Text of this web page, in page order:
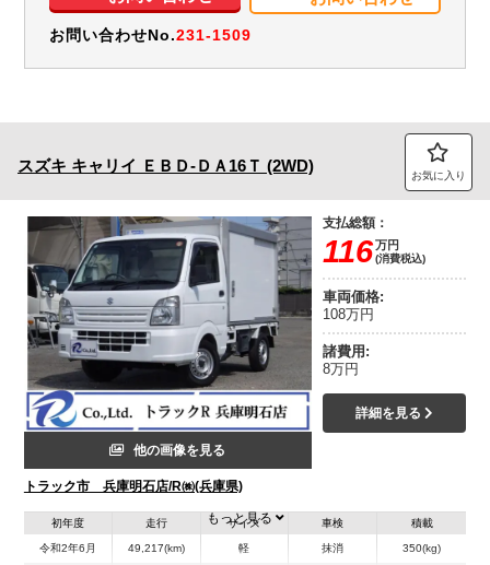
お問い合わせNo.231-1509
スズキ キャリイ ＥＢＤ-ＤＡ16Ｔ (2WD) お気に入り
他の画像を見る
トラック市 兵庫明石店/R㈱(兵庫県)
支払総額：
116万円
(消費税込)
車両価格:
108万円
諸費用:
8万円
詳細を見る
初年度
令和2年6月
走行
49,217(km)
サイズ
軽
車検
抹消
積載
350(kg)
もっと見る